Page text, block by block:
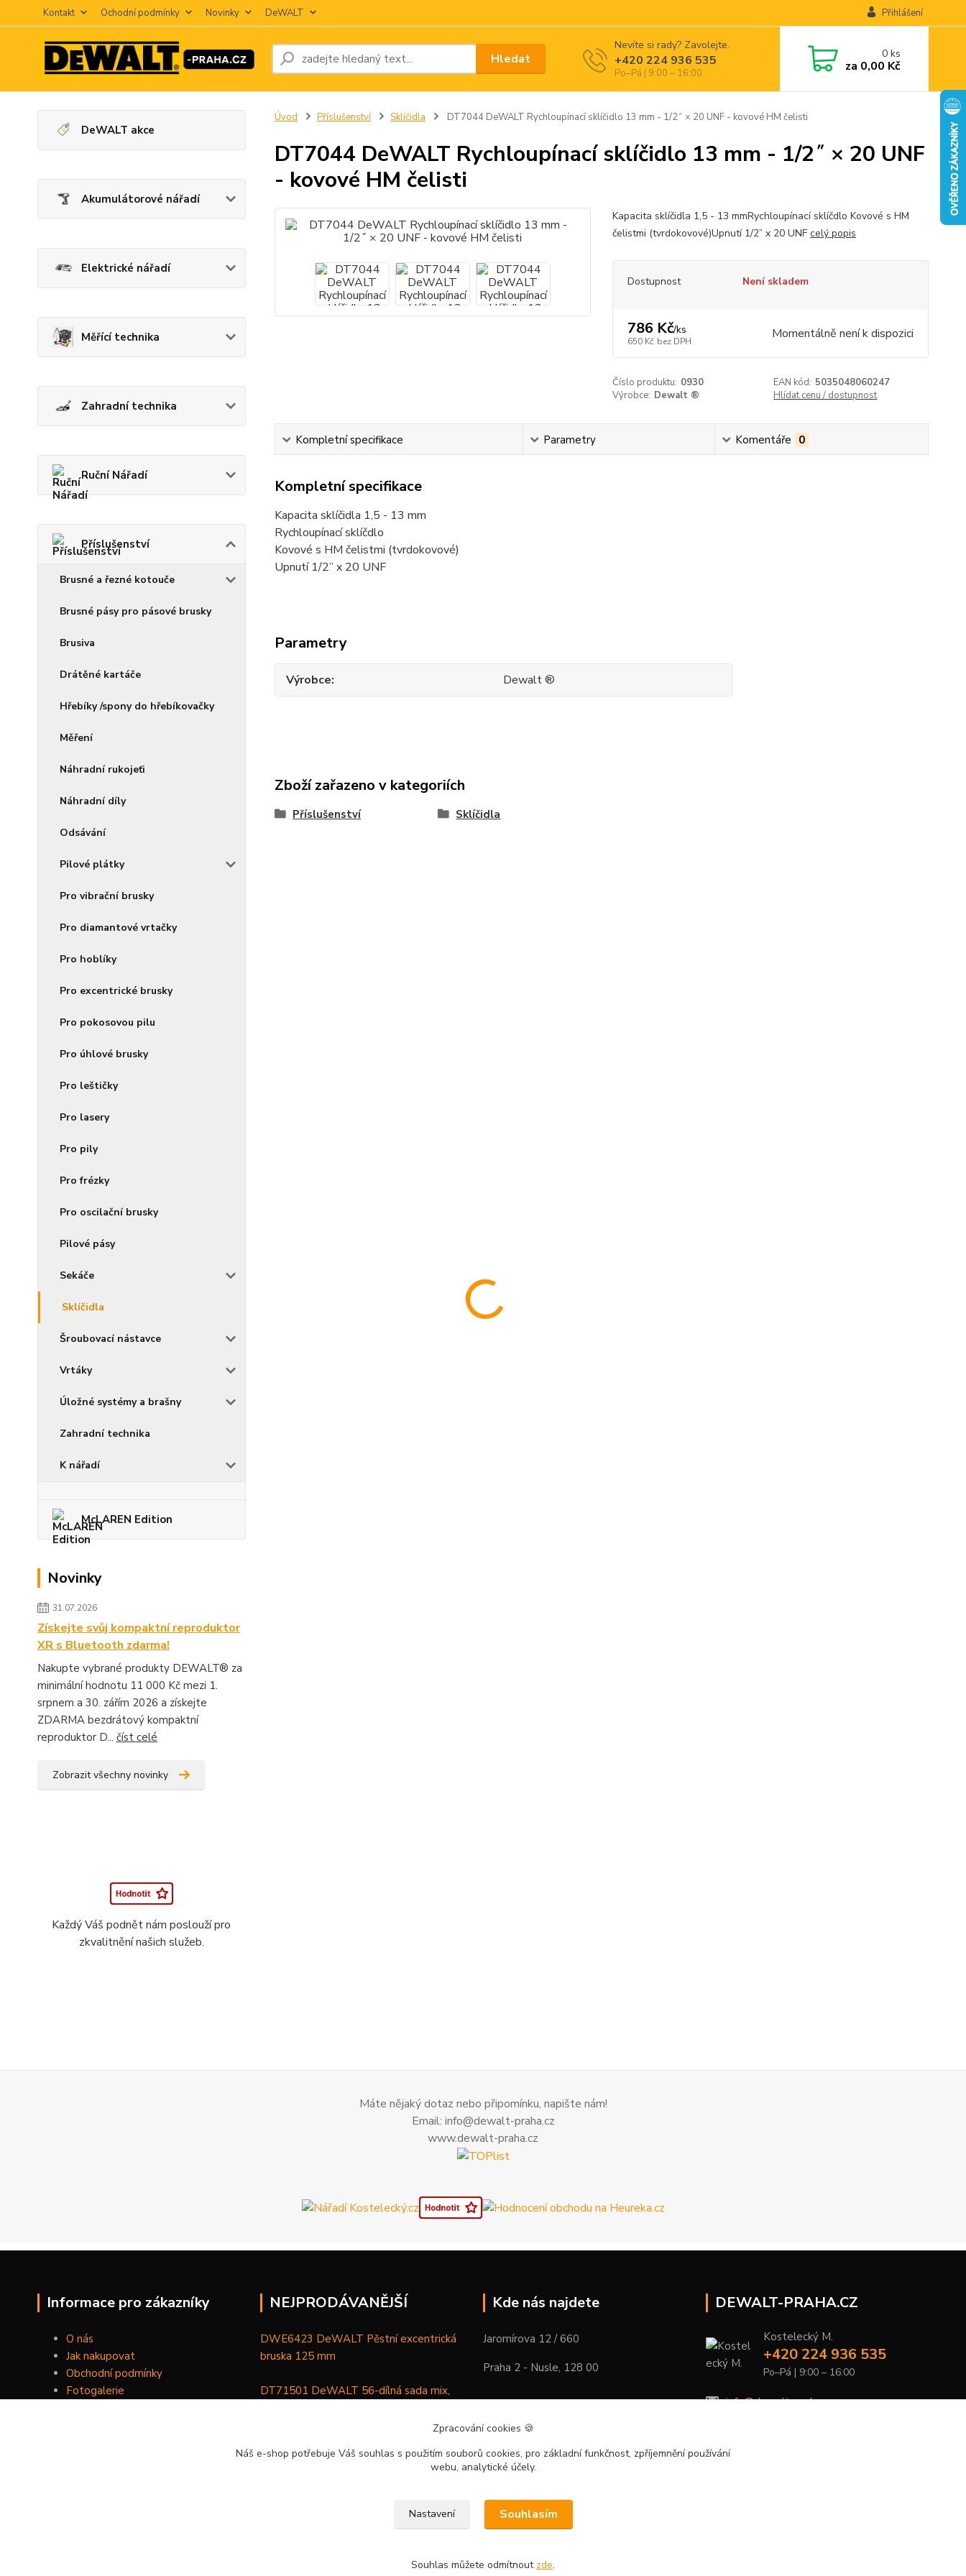
Kontakt Ochodní podmínky Novinky DeWALT Přihlášení
Hledat
Nevíte si rady? Zavolejte.
+420 224 936 535
Po–Pá | 9:00 – 16:00
0ks
za 0,00 Kč
DeWALT akce
Akumulátorové nářadí
Elektrické nářadí
Měřící technika
Zahradní technika
Ruční Nářadí
Příslušenství
Brusné a řezné kotouče
Brusné pásy pro pásové brusky
Brusiva
Drátěné kartáče
Hřebíky /spony do hřebíkovačky
Měření
Náhradní rukojeťi
Náhradní díly
Odsávání
Pilové plátky
Pro vibrační brusky
Pro diamantové vrtačky
Pro hoblíky
Pro excentrické brusky
Pro pokosovou pilu
Pro úhlové brusky
Pro leštičky
Pro lasery
Pro pily
Pro frézky
Pro oscilační brusky
Pilové pásy
Sekáče
Sklíčidla
Šroubovací nástavce
Vrtáky
Úložné systémy a brašny
Zahradní technika
K nářadí
McLAREN Edition
Novinky
31.07.2026
Získejte svůj kompaktní reproduktor
XR s Bluetooth zdarma!
Nakupte vybrané produkty DEWALT® za
minimální hodnotu 11 000 Kč mezi 1.
srpnem a 30. zářím 2026 a získejte
ZDARMA bezdrátový kompaktní
reproduktor D... číst celé
Zobrazit všechny novinky
Každý Váš podnět nám poslouží pro
zkvalitnění našich služeb.
Úvod Příslušenství Sklíčidla DT7044 DeWALT Rychloupínací sklíčidlo 13 mm - 1/2˝ × 20 UNF - kovové HM čelisti
DT7044 DeWALT Rychloupínací sklíčidlo 13 mm - 1/2˝ × 20 UNF
- kovové HM čelisti
Kapacita sklíčidla 1,5 - 13 mmRychloupínací sklíčdlo Kovové s HM
čelistmi (tvrdokovové)Upnutí 1/2” x 20 UNF celý popis
Dostupnost Není skladem
786 Kč/ks
650 Kč bez DPH Momentálně není k dispozici
Číslo produktu: 0930 EAN kód: 5035048060247
Výrobce: Dewalt ® Hlídat cenu / dostupnost
Kompletní specifikace Parametry Komentáře 0
Kompletní specifikace
Kapacita sklíčidla 1,5 - 13 mm
Rychloupínací sklíčdlo
Kovové s HM čelistmi (tvrdokovové)
Upnutí 1/2” x 20 UNF
Parametry
Výrobce Dewalt ®
Zboží zařazeno v kategoriích
Příslušenství Sklíčidla
Máte nějaký dotaz nebo připomínku, napište nám!
Email: info@dewalt-praha.cz
www.dewalt-praha.cz
Informace pro zákazníky
O nás
Jak nakupovat
Obchodní podmínky
Fotogalerie
NEJPRODÁVANĚJŠÍ
DWE6423 DeWALT Pěstní excentrická
bruska 125 mm
DT71501 DeWALT 56-dílná sada mix,
maznice 18 V XR Li-Ion samostatný stroj
Kde nás najdete
Jaromírova 12 / 660
Praha 2 - Nusle, 128 00
DEWALT-PRAHA.CZ
Kostelecký M.
+420 224 936 535
Po–Pá | 9:00 – 16:00
info@dewalt-praha.cz
Zpracování cookies 🍪
Náš e-shop potřebuje Váš souhlas s použitím souborů cookies, pro základní funkčnost, zpříjemnění používání
webu, analytické účely.
Nastavení Souhlasím
Souhlas můžete odmítnout zde.